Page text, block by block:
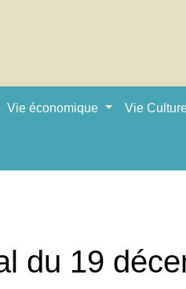
Vie économique Vie
du 19